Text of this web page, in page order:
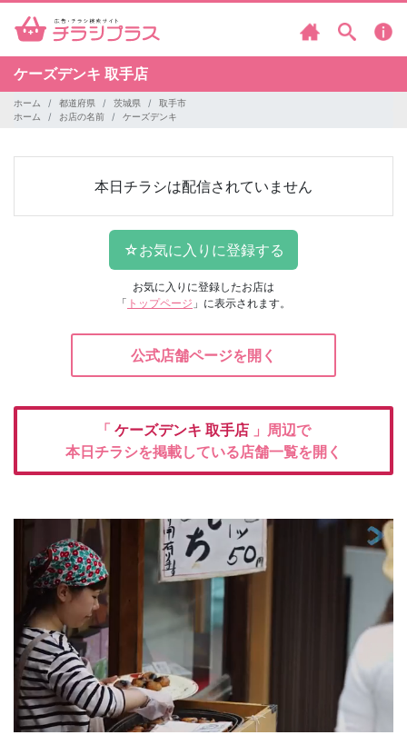
ケーズデンキ 取手店
ホーム 都道府県 茨城県
取手市
ホーム
お店の名前 ケーズデンキ
本日チラシは配信されていません
お気に入りに登録したお店は
「 トップページ 」に表示されます。
公式店舗ページを開く
「 ケーズデンキ 取手店 」周辺で
本日チラシを掲載している店舗一覧を開く